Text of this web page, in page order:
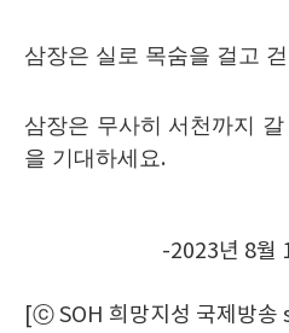
삼장은 실로 목숨을 걸고
삼장은 무사히 서천까지
을 기대하세요.
-2023년 8월
[ⓒ SOH 희망지성 국제방